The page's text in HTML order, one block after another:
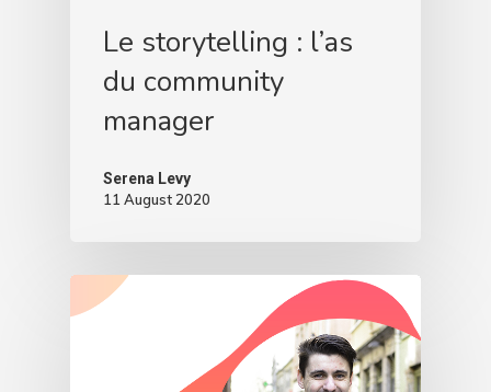
Le storytelling : l’as
du community
manager
Serena Levy
11 August 2020